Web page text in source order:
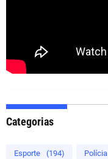
Categorias
Esporte (194) Polícia